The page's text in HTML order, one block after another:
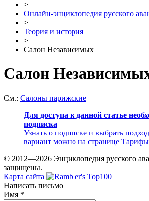
>
Онлайн-энциклопедия русского
>
Теория и история
>
Салон Независимых
Салон
См.: Салоны парижские
Для доступа к данной статье
подписка
Узнать о подписке и выбрать
вариант можно на странице Тарифы
© 2012—2026 Энциклопедия русского
защищены.
Карта сайта
Написать письмо
Имя *